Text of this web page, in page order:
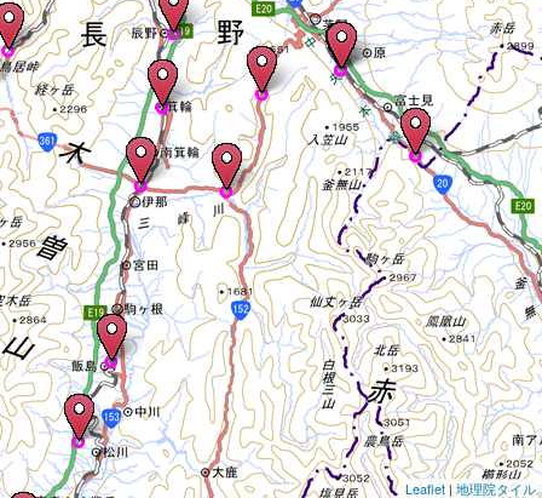
Leaflet|地理院タイル